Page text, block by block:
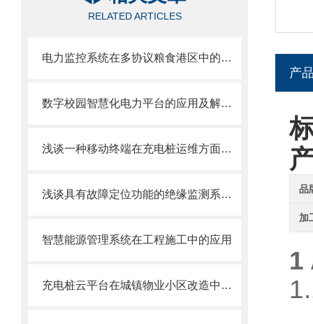
RELATED ARTICLES
电力监控系统在多协议粮食港区中的设计与应用
数字校园智慧化电力平台的应用及解决方案
浅谈一种移动终端在充电桩运维方面的应用
浅谈具有故障定位功能的绝缘监测系统在海上平台配电系统中的应用
智慧能源管理系统在工程施工中的应用
充电桩云平台在城镇物业小区改造中的应用
产
品
加
1